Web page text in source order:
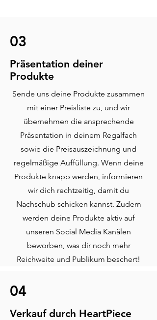
03
Präsentation deiner
Produkte
Sende uns deine Produkte zusammen
mit einer Preisliste zu, und wir
übernehmen die ansprechende
Präsentation in deinem Regalfach
sowie die Preisauszeichnung und
regelmäßige Auffüllung. Wenn deine
Produkte knapp werden, informieren
wir dich rechtzeitig, damit du
Nachschub schicken kannst. Zudem
werden deine Produkte aktiv auf
unseren Social Media Kanälen
beworben, was dir noch mehr
Reichweite und Publikum beschert!
04
Verkauf durch HeartPiece